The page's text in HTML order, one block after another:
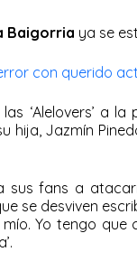
Baigorria ya se
con querido
‘Alelovers’ a la
hija, Jazmín
sus fans a
se desviven
Yo tengo que